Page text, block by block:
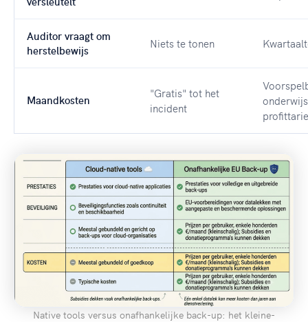
Auditor vraagt om
herstelbewijs
Niets te tonen
Maandkosten
"Gratis" tot het
incident
Native tools versus onafhankelijke back-up: het kleine-